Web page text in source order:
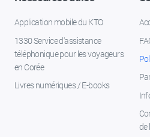
Application mobile du KTO
1330 Service d'assistance
téléphonique pour les voyageurs
en Corée
Livres numériques / E-books
de